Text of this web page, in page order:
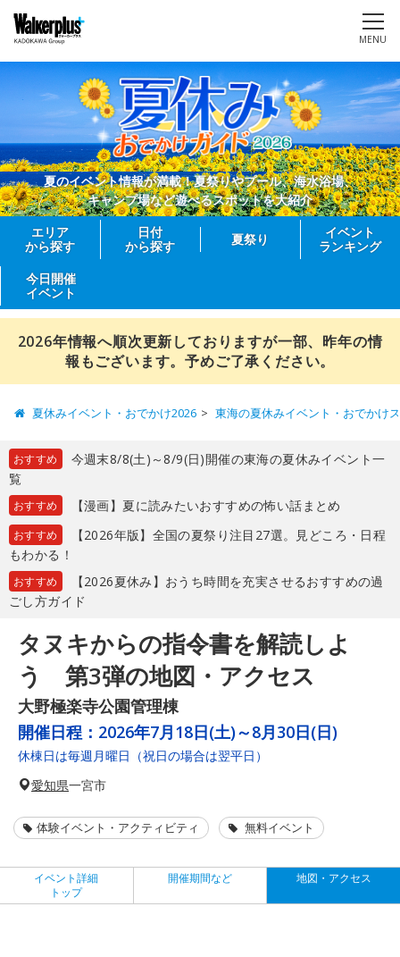
MENU
夏のイベント情報が満載！夏祭りやプール、海水浴場、
キャンプ場など遊べるスポットを大紹介
エリア
から探す
日付
から探す
夏祭り
イベント
ランキング
今日開催
イベント
2026年情報へ順次更新しておりますが一部、昨年の情
報もございます。予めご了承ください。
夏休みイベント・おでかけ2026 東海の夏休みイベント・おでかけ
おすすめ
今週末8/8(土)～8/9(日)開催の東海の夏休みイベント一
覧
おすすめ 【漫画】夏に読みたいおすすめの怖い話まとめ
おすすめ
【2026年版】全国の夏祭り注目27選。見どころ・日程
もわかる！
おすすめ
【2026夏休み】おうち時間を充実させるおすすめの過
ごし方ガイド
タヌキからの指令書を解読しよ
う 第3弾の地図・アクセス
大野極楽寺公園管理棟
開催日程： 2026年7月18日(土)～8月30日(日)
休棟日は毎週月曜日（祝日の場合は翌平日）
愛知県一宮市
体験イベント・アクティビティ 無料イベント
イベント詳細
トップ
開催期間など 地図・アクセス